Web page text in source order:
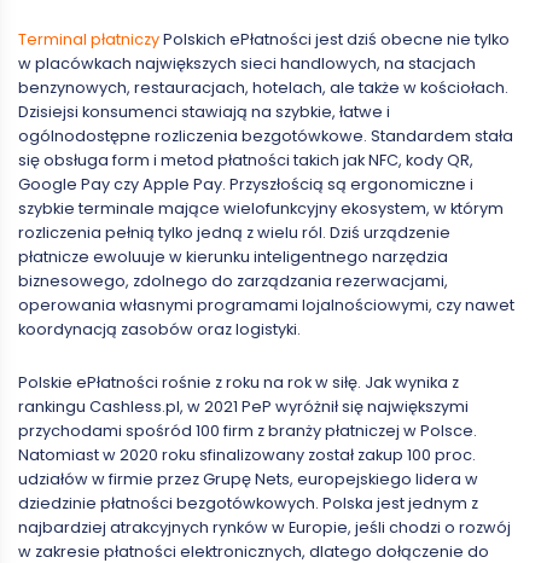
Terminal płatniczyPolskich ePłatności jest dziś obecne nie tylko
w placówkach największych sieci handlowych, na stacjach
benzynowych, restauracjach, hotelach, ale także w kościołach.
Dzisiejsi konsumenci stawiają na szybkie, łatwe i
ogólnodostępne rozliczenia bezgotówkowe. Standardem stała
się obsługa form i metod płatności takich jak NFC, kody QR,
Google Pay czy Apple Pay. Przyszłością są ergonomiczne i
szybkie terminale mające wielofunkcyjny ekosystem, w którym
rozliczenia pełnią tylko jedną z wielu ról. Dziś urządzenie
płatnicze ewoluuje w kierunku inteligentnego narzędzia
biznesowego, zdolnego do zarządzania rezerwacjami,
operowania własnymi programami lojalnościowymi, czy nawet
koordynacją zasobów oraz logistyki.
Polskie ePłatności rośnie z roku na rok w siłę. Jak wynika z
rankingu Cashless.pl, w 2021 PeP wyróżnił się największymi
przychodami spośród 100 firm z branży płatniczej w Polsce.
Natomiast w 2020 roku sfinalizowany został zakup 100 proc.
udziałów w firmie przez Grupę Nets, europejskiego lidera w
dziedzinie płatności bezgotówkowych. Polska jest jednym z
najbardziej atrakcyjnych rynków w Europie, jeśli chodzi o rozwój
w zakresie płatności elektronicznych, dlatego dołączenie do